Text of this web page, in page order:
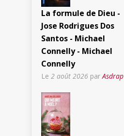
La formule de Dieu -
Jose Rodrigues Dos
Santos - Michael
Connelly - Michael
Connelly
Le 2 août 2026 parAsdrap